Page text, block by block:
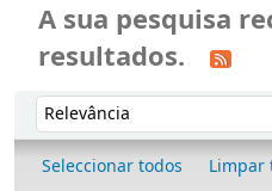
A sua pesquisa
resultados.
Ordenar
Ordenar por:
Seleccionar todos
Limpar